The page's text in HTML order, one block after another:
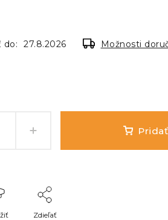
do: 27.8.2026 Možnosti
Zdieľať